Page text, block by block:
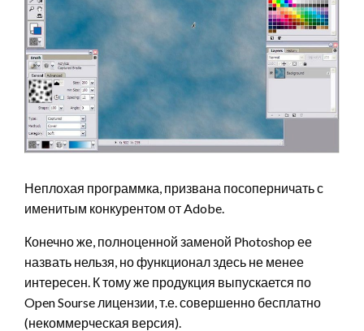
Неплохая программка, призвана посоперничать с
именитым конкурентом от Adobe.
Конечно же, полноценной заменой Photoshop ее
назвать нельзя, но функционал здесь не менее
интересен. К тому же продукция выпускается по
Open Sourse лицензии, т.е. совершенно бесплатно
(некоммерческая версия).